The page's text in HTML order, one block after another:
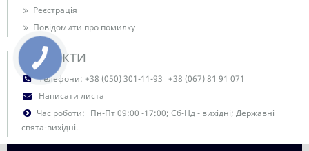
Реєстрація
Повідомити про помилку
КОНТАКТИ
Телефони: +38 (050) 301-11-93 +38 (067) 81 91 071
Написати листа
Час роботи: Пн-Пт 09:00 -17:00; Сб-Нд - вихідні; Державні
свята-вихідні.